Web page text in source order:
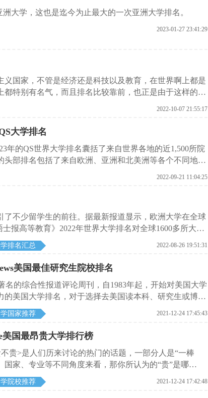
大学，这也是迄今为止最大的一次亚洲大学排名。
2023-01-27 23:41:29
国家，不管是经济还是科技以及教育，在世界啊上都是
特别有名气，而且排名比较靠前，也正是由于这样的原
学生都会选择新加坡的艺术类大学，那么在选择这些学
在这里北京取得留学机构给大家总结了一下。
2022-10-07 21:55:17
大学排名
年的QS世界大学排名囊括了来自世界各地的近1,500所院
部排名包括了来自欧洲、亚洲和北美洲等各个不同地区
2022-09-21 11:04:25
不少留学生的前往。据最新报道显示，欧洲大学在全球
报高等教育》2022年世界大学排名对全球1600多所大学
学在欧洲大学排行榜(以及总体排名)中独占鳌头，而其他
多代表的欧洲国家，有52个学校上榜。在欧洲大陆的大
欧洲前五名，在2021年的世界大学排名中并列第14位。
大学，但英国大学占据了大部分。
排名汇总 2022-08-26 19:51:31
美国最佳研究生院校排名
名的综合性报道评论周刊，自1983年起，开始对美国大学
美国大学排名，对于选择去美国读本科、研究生或博士
来看看在2022年度的美国研究生院排行榜中，都有哪些
国家推荐 2021-12-24 17:45:43
国最昂贵大学排行榜
贵>是人们历来讨论的热门的话题，一部分人是“一棒
家、专业等不同角度来看，那你所认为的“贵”是哪
院校推荐 2021-12-24 17:42:48